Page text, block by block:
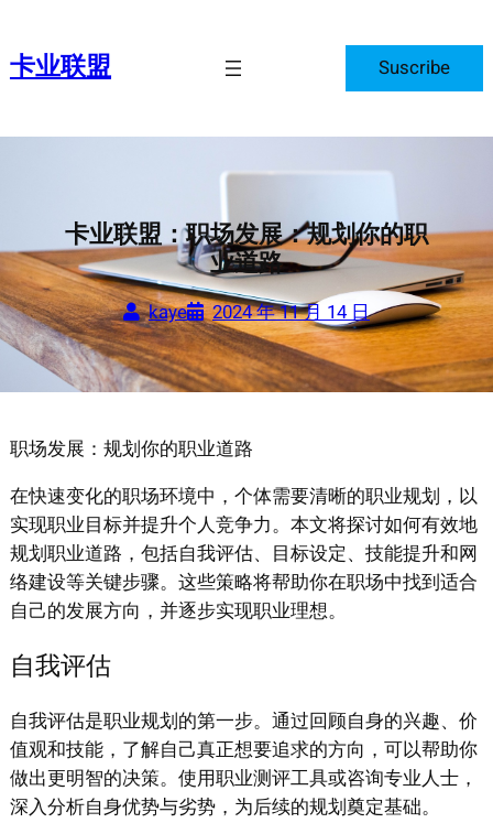
内卡业联盟 Suscribe
卡业联盟：职场发展：规划你的职
业道路
kaye 2024 年 11 月 14 日
职场发展：规划你的职业道路
在快速变化的职场环境中，个体需要清晰的职业规划，以
实现职业目标并提升个人竞争力。本文将探讨如何有效地
规划职业道路，包括自我评估、目标设定、技能提升和网
络建设等关键步骤。这些策略将帮助你在职场中找到适合
自己的发展方向，并逐步实现职业理想。
自我评估
自我评估是职业规划的第一步。通过回顾自身的兴趣、价
值观和技能，了解自己真正想要追求的方向，可以帮助你
做出更明智的决策。使用职业测评工具或咨询专业人士，
深入分析自身优势与劣势，为后续的规划奠定基础。